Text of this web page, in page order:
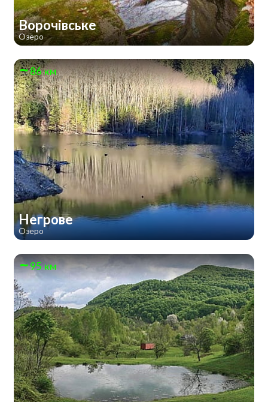
Ворочівське
Озеро
86 км
Негрове
Озеро
95 км